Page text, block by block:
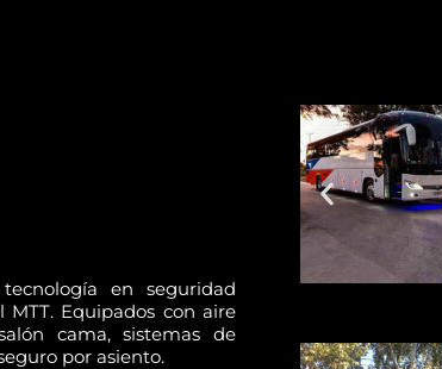
en seguridad
Equipados con aire
cama, sistemas de
por asiento.